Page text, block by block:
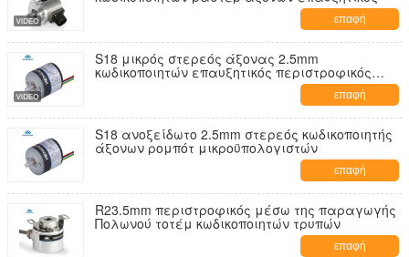
επαφή
S18 μικρός στερεός άξονας 2.5mm
κωδικοποιητών επαυξητικός περιστροφικός
μηχανών 36ppr NPN PNP ρομπότ επαφή
S18 ανοξείδωτο 2.5mm στερεός κωδικοποιητής
άξονων ρομπότ μικροϋπολογιστών
επαφή
R23.5mm περιστροφικός μέσω της παραγωγής
Πολωνού τοτέμ κωδικοποιητών τρυπών
επαφή